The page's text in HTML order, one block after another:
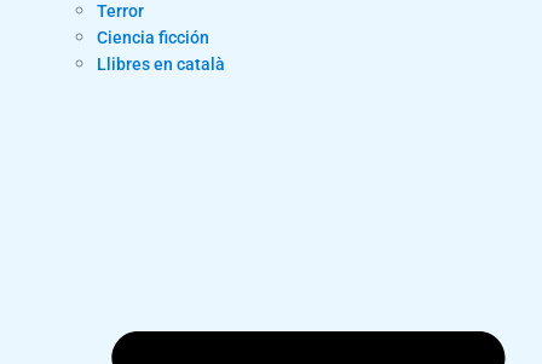
Terror
Ciencia ficción
Llibres en català